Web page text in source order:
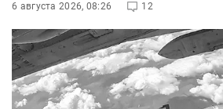
6 августа 2026, 08:26 12